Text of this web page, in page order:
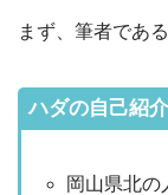
まず、筆者であ
ハダの自己紹介
岡山県北の